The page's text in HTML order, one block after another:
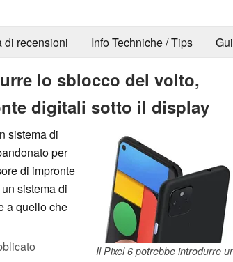
di recensioni Info Techniche / Tips
lo sblocco del volto,
digitali sotto il display
Il Pixel 6 potrebbe introdurre
sistema di
per
di impronte
sistema di
a quello che